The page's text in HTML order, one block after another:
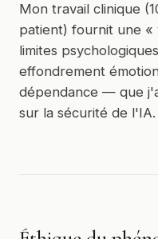
Mon travail clinique
patient) fournit une «
limites
effondrement
dépendance — que
sur la sécurité de l'IA.